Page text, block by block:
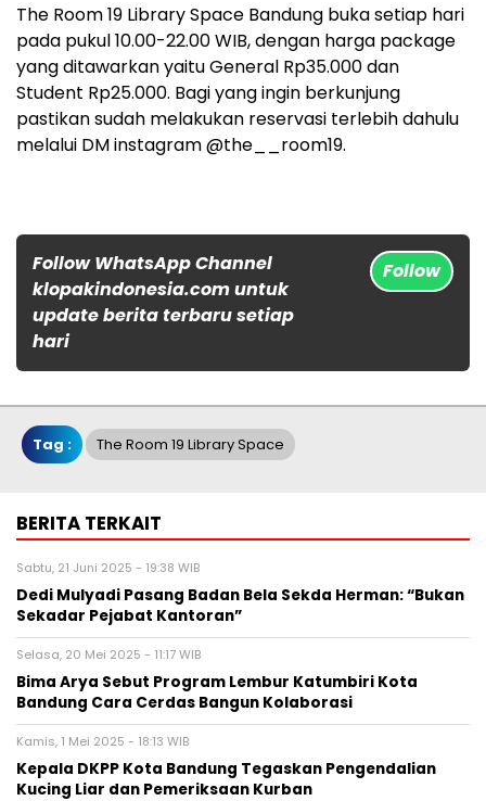
The Room 19 Library Space Bandung buka setiap hari
pada pukul 10.00-22.00 WIB, dengan harga package
yang ditawarkan yaitu General Rp35.000 dan
Student Rp25.000. Bagi yang ingin berkunjung
pastikan sudah melakukan reservasi terlebih dahulu
melalui DM instagram @the__room19.
Follow WhatsApp Channel
klopakindonesia.com untuk
update berita terbaru setiap
hari
Follow
Tag : The Room 19 Library Space
BERITA TERKAIT
Sabtu, 21 Juni 2025 - 19:38 WIB
Dedi Mulyadi Pasang Badan Bela Sekda Herman: “Bukan
Sekadar Pejabat Kantoran”
Selasa, 20 Mei 2025 - 11:17 WIB
Bima Arya Sebut Program Lembur Katumbiri Kota
Bandung Cara Cerdas Bangun Kolaborasi
Kamis, 1 Mei 2025 - 18:13 WIB
Kepala DKPP Kota Bandung Tegaskan Pengendalian
Kucing Liar dan Pemeriksaan Kurban